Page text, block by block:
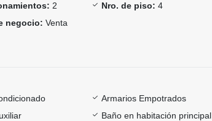
2 Nro. de piso: 4
negocio: Venta
Armarios Empotrados
Baño en habitación principal